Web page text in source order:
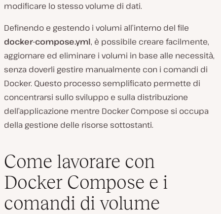
modificare lo stesso volume di dati.
Definendo e gestendo i volumi all’interno del file
docker-compose.yml, è possibile creare facilmente,
aggiornare ed eliminare i volumi in base alle necessità,
senza doverli gestire manualmente con i comandi di
Docker. Questo processo semplificato permette di
concentrarsi sullo sviluppo e sulla distribuzione
dell’applicazione mentre Docker Compose si occupa
della gestione delle risorse sottostanti.
Come lavorare con
Docker Compose e i
comandi di volume